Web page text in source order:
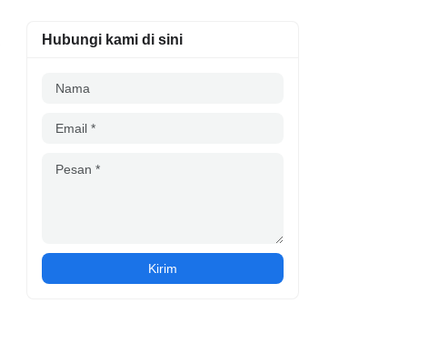
Hubungi kami di sini